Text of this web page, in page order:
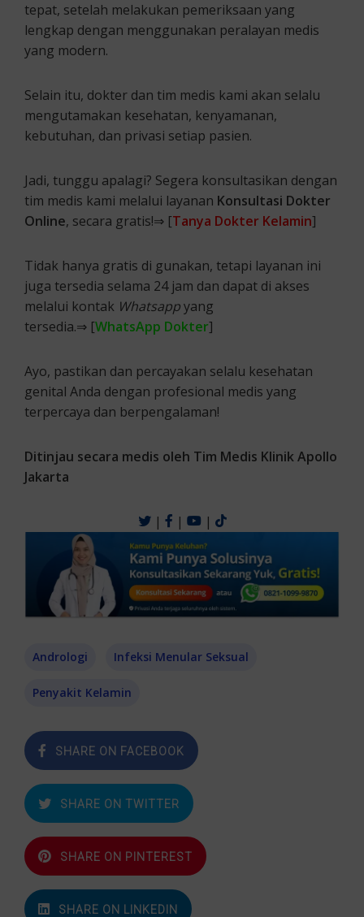
tepat, setelah melakukan pemeriksaan yang
lengkap dengan menggunakan peralayan medis
yang modern.
Selain itu, dokter dan tim medis kami akan selalu
mengutamakan kesehatan, kenyamanan,
kebutuhan, dan privasi setiap pasien.
Jadi, tunggu apalagi? Segera konsultasikan dengan
tim medis kami melalui layanan Konsultasi Dokter
Online, secara gratis!⇒ [Tanya Dokter Kelamin]
Tidak hanya gratis di gunakan, tetapi layanan ini
juga tersedia selama 24 jam dan dapat di akses
melalui kontak Whatsappyang
tersedia.⇒ [WhatsApp Dokter]
Ayo, pastikan dan percayakan selalu kesehatan
genital Anda dengan profesional medis yang
terpercaya dan berpengalaman!
Ditinjau secara medis oleh Tim Medis Klinik Apollo
Jakarta
| | |
Andrologi Infeksi Menular Seksual
Penyakit Kelamin
SHARE ON FACEBOOK
SHARE ON TWITTER
SHARE ON PINTEREST
SHARE ON LINKEDIN